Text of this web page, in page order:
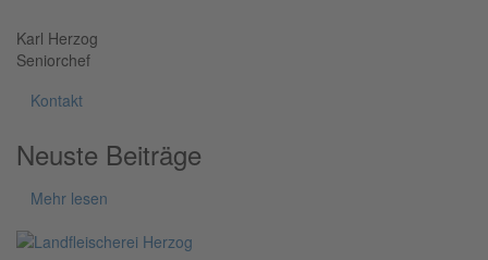
Karl Herzog
Seniorchef
Kontakt
Neuste Beiträge
Mehr lesen